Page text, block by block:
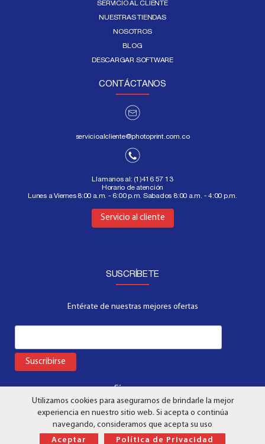
SERVICIO AL CLIENTE
NUESTRAS TIENDAS
NOSOTROS
BLOG
DESCARGAR SOFTWARE
CONTÁCTANOS
servicioalcliente@photoprint.com.co
Llamanos al: (1)416 57 13
Horario de atención
Lunes a Viernes 8:00 a.m. - 6:00 p.m. Sabados 8:00 a.m. - 4:00 p.m.
Servicio al cliente
Aquí
SUSCRÍBETE
Entérate de nuestras mejores ofertas
Suscribirse
Síguenos:
Utilizamos cookies para asegurarnos de brindarle la mejor
experiencia en nuestro sitio web. Si acepta o continúa
navegando, consideramos que acepta su uso
Aceptar
Política de Privacidad